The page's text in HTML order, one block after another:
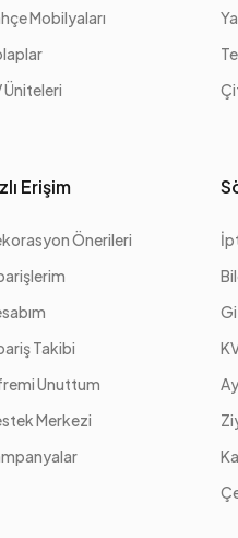
Mobilyaları
Üniteleri
Erişim
Önerileri
Takibi
Unuttum
Merkezi